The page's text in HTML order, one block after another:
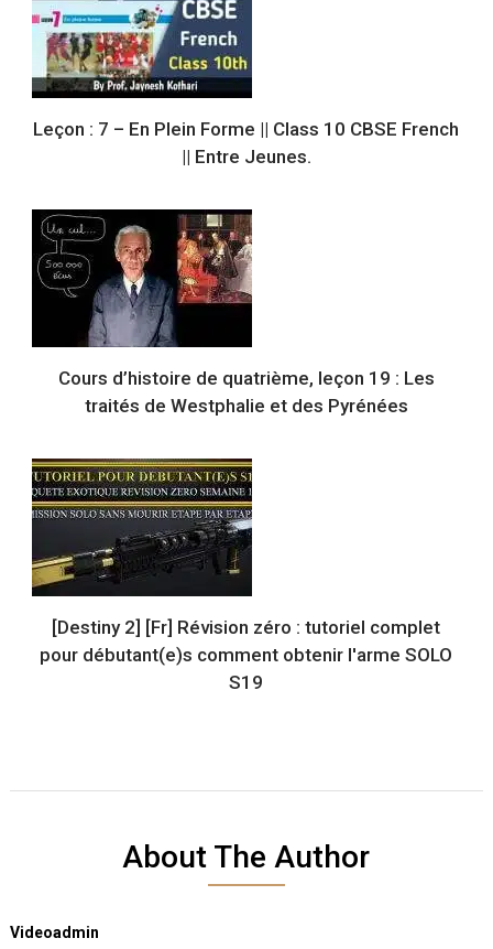
Leçon : 7 – En Plein Forme || Class 10 CBSE French
|| Entre Jeunes.
Cours d’histoire de quatrième, leçon 19 : Les
traités de Westphalie et des Pyrénées
[Destiny 2] [Fr] Révision zéro : tutoriel complet
pour débutant(e)s comment obtenir l'arme SOLO
S19
About The Author
Videoadmin